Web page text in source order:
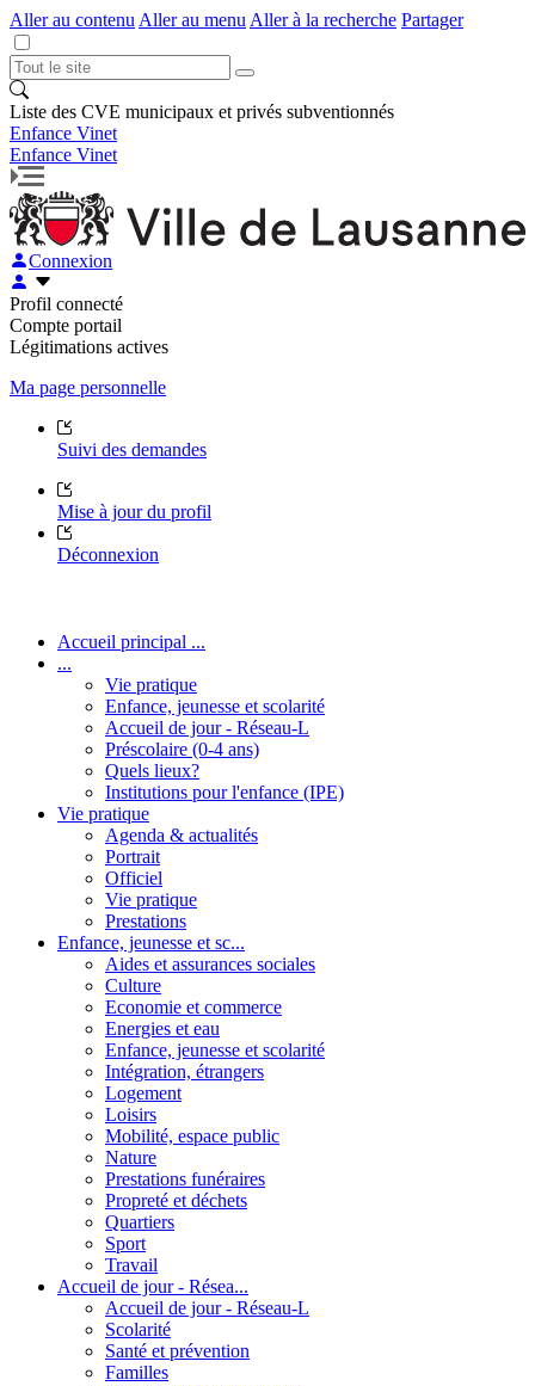
Aller au contenu Aller au menu Aller à la recherche Partager
Liste des CVE municipaux et privés subventionnés
Enfance Vinet
Enfance Vinet
Connexion
Profil connecté
Compte portail
Légitimations actives
Ma page personnelle
Suivi des demandes
Mise à jour du profil
Déconnexion
Accueil principal ...
...
Vie pratique
Enfance, jeunesse et scolarité
Accueil de jour - Réseau-L
Préscolaire (0-4 ans)
Quels lieux?
Institutions pour l'enfance (IPE)
Vie pratique
Agenda & actualités
Portrait
Officiel
Vie pratique
Prestations
Enfance, jeunesse et sc...
Aides et assurances sociales
Culture
Economie et commerce
Energies et eau
Enfance, jeunesse et scolarité
Intégration, étrangers
Logement
Loisirs
Mobilité, espace public
Nature
Prestations funéraires
Propreté et déchets
Quartiers
Sport
Travail
Accueil de jour - Résea...
Accueil de jour - Réseau-L
Scolarité
Santé et prévention
Familles